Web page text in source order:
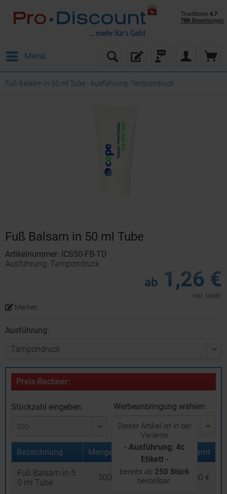
Menü
Fuß Balsam in 50 ml Tube - Ausführung: Tampondruck
Fuß Balsam in 50 ml Tube
Artikelnummer: ICS50-FB-TD
Ausführung: Tampondruck
ab 1,26 €
inkl. MwSt.
Merken
Ausführung:
Preis-Rechner:
Stückzahl eingeben:
Dieser Artikel ist in der
Variante
- Ausführung: 4c
Etikett -
bereits ab 250 Stück
bestellbar.
Werbeanbringung wählen:
Bezeichnung Menge Stückpreis Gesamt
Fuß Balsam in 5
0 ml Tube
500 2,142 € 1.071,00 €